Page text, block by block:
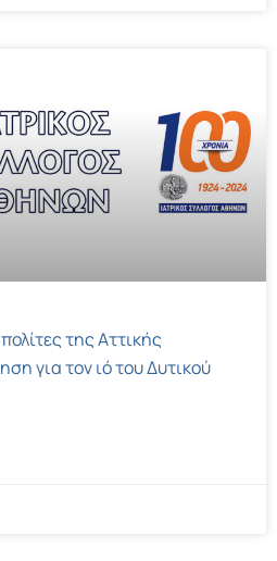
της Αττικής
για τον ιό του Δυτικού